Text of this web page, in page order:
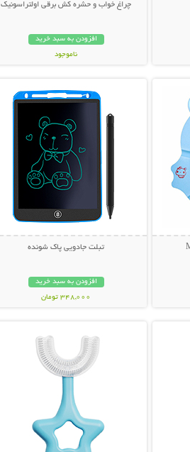
چراغ خواب و حشره کش برقی اولتراسونیک
افزودن به سبد خرید
ناموجود
تبلت جادویی پاک شونده
افزودن به سبد خرید
348,000 تومان